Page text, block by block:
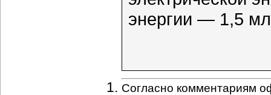
энергии — 1,5
Согласно комментариям